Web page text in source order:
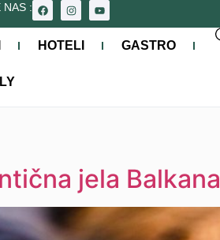
NAS :
HOTELI GASTRO
jela Balkana